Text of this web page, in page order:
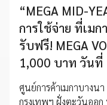
“MEGA MID-
การใช้จ่าย ที่เม
รับฟรี! MEGA
1,000 บาท วันที่
ศูนย์การค้าเมกาบาง
กรุงเทพฯ ฝั่งตะวันออ